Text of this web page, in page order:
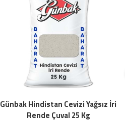
Günbak Hindistan Cevizi Yağsız İri
Rende Çuval 25 Kg